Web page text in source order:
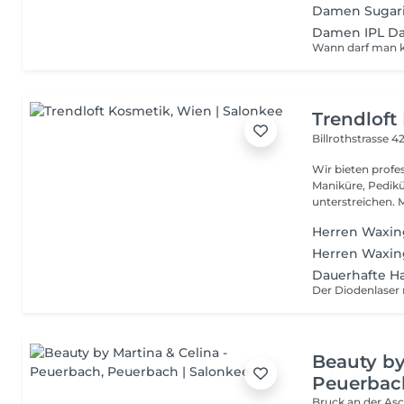
Damen
Damen IPL
Trendloft
Billrothstrasse
Wir bieten
Maniküre,
Herren
Herren
Dauerhafte
Beauty